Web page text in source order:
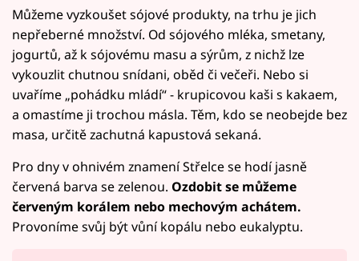
Můžeme vyzkoušet sójové produkty, na trhu je jich
nepřeberné množství. Od sójového mléka, smetany,
jogurtů, až k sójovému masu a sýrům, z nichž lze
vykouzlit chutnou snídani, oběd či večeři. Nebo si
uvaříme „pohádku mládí“ - krupicovou kaši s kakaem,
a omastíme ji trochou másla. Těm, kdo se neobejde bez
masa, určitě zachutná kapustová sekaná.
Pro dny v ohnivém znamení Střelce se hodí jasně
červená barva se zelenou. Ozdobit se můžeme
červeným korálem nebo mechovým achátem.
Provoníme svůj být vůní kopálu nebo eukalyptu.